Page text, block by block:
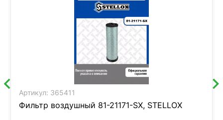
Артикул: 365411
Фильтр воздушный 81-21171-SX, STELLOX